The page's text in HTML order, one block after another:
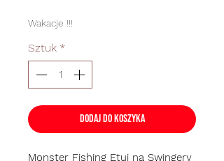
Wakacje !!!
Sztuk *
Dodaj do koszyka
Monster Fishing Etui na Swingery